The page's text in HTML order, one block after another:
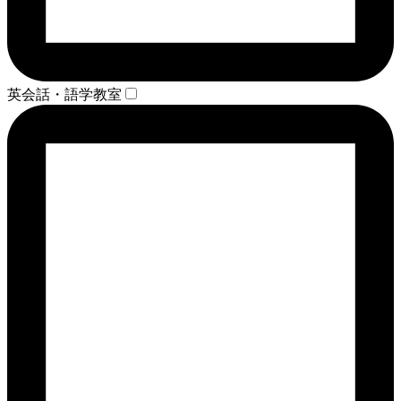
英会話・語学教室